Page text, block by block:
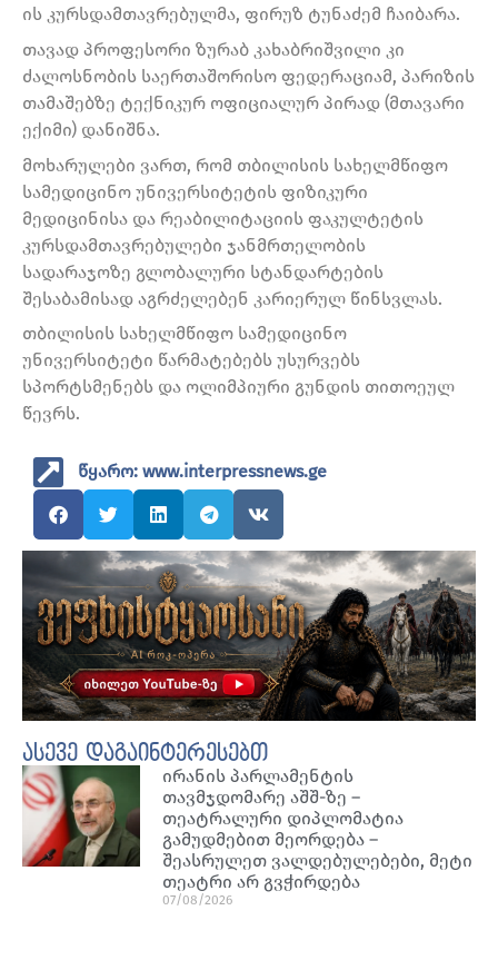
ის კურსდამთავრებულმა, ფირუზ ტუნაძემ ჩაიბარა.
თავად პროფესორი ზურაბ კახაბრიშვილი კი
ძალოსნობის საერთაშორისო ფედერაციამ, პარიზის
თამაშებზე ტექნიკურ ოფიციალურ პირად (მთავარი
ექიმი) დანიშნა.
მოხარულები ვართ, რომ თბილისის სახელმწიფო
სამედიცინო უნივერსიტეტის ფიზიკური
მედიცინისა და რეაბილიტაციის ფაკულტეტის
კურსდამთავრებულები ჯანმრთელობის
სადარაჯოზე გლობალური სტანდარტების
შესაბამისად აგრძელებენ კარიერულ წინსვლას.
თბილისის სახელმწიფო სამედიცინო
უნივერსიტეტი წარმატებებს უსურვებს
სპორტსმენებს და ოლიმპიური გუნდის თითოეულ
წევრს.
წყარო: www.interpressnews.ge
ასევე დაგაინტერესებთ
ირანის პარლამენტის
თავმჯდომარე აშშ-ზე –
თეატრალური დიპლომატია
გამუდმებით მეორდება –
შეასრულეთ ვალდებულებები, მეტი
თეატრი არ გვჭირდება
07/08/2026